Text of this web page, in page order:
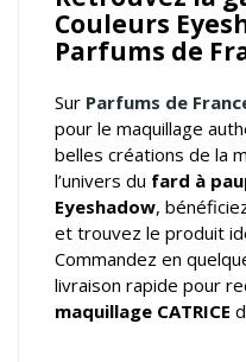
Couleurs
Parfums de
Sur Parfums de
pour le maquillage
belles créations de la
l’univers du fard à
Eyeshadow,
et trouvez le produit
Commandez en
livraison rapide pour
maquillage CATRICE